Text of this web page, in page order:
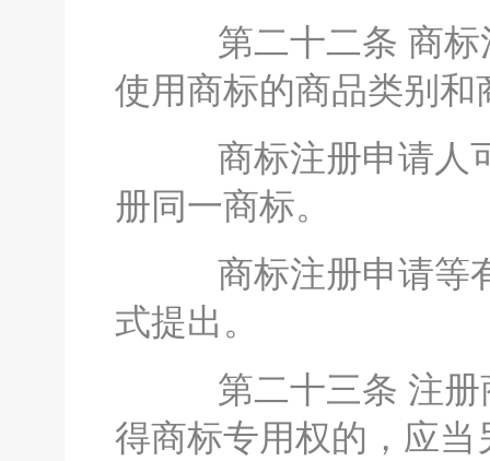
第二十二条 商标
使用商标的商品类别
商标注册申请人
册同一商标。
商标注册申请等
式提出。
第二十三条 注册
得商标专用权的，应